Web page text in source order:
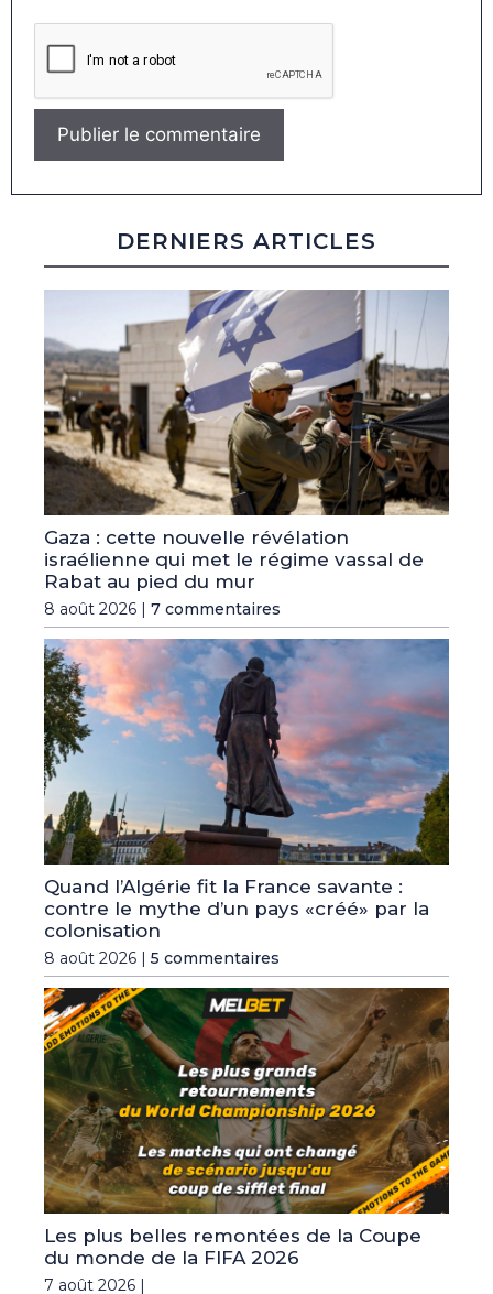
DERNIERS ARTICLES
Gaza : cette nouvelle révélation
israélienne qui met le régime vassal de
Rabat au pied du mur
8 août 2026 | 7 commentaires
Quand l’Algérie fit la France savante :
contre le mythe d’un pays «créé» par la
colonisation
8 août 2026 | 5 commentaires
Les plus belles remontées de la Coupe
du monde de la FIFA 2026
7 août 2026 |